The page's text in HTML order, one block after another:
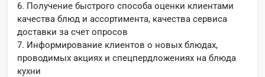
6. Получение быстрого способа оценки клиентами
качества блюд и ассортимента, качества сервиса
доставки за счет опросов
7. Информирование клиентов о новых блюдах,
проводимых акциях и спецпердложениях на блюда
кухни